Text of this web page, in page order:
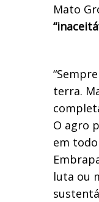
Mato
terra.
O agro
em
luta ou